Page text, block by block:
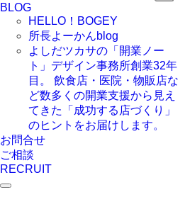
BLOG
HELLO！BOGEY
所長よーかんblog
よしだツカサの「開業ノー
ト」 デザイン事務所創業32年
目。 飲食店・医院・物販店な
ど数多くの開業支援から見え
てきた「成功する店づくり」
のヒントをお届けします。
お問合せ
ご相談
RECRUIT